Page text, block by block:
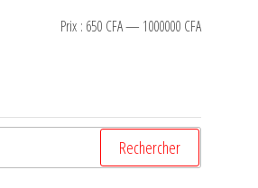
Prix : 650 CFA— 1000000 CFA